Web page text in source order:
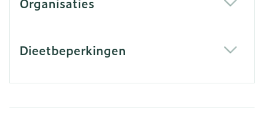
Dieetbeperkingen